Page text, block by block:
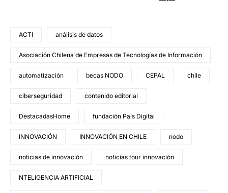
ACTI análisis de datos
Asociación Chilena de Empresas de Tecnologías de Información
automatización becas NODO CEPAL chile
ciberseguridad contenido editorial
DestacadasHome fundación País Digital
INNOVACIÓN INNOVACIÓN EN CHILE nodo
noticias de innovación noticias tour innovación
NTELIGENCIA ARTIFICIAL